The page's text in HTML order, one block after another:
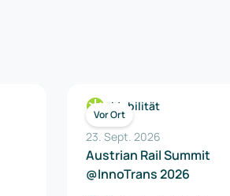
Vor Ort
Mobilität
23. Sept. 2026
Austrian Rail Summit
@InnoTrans 2026